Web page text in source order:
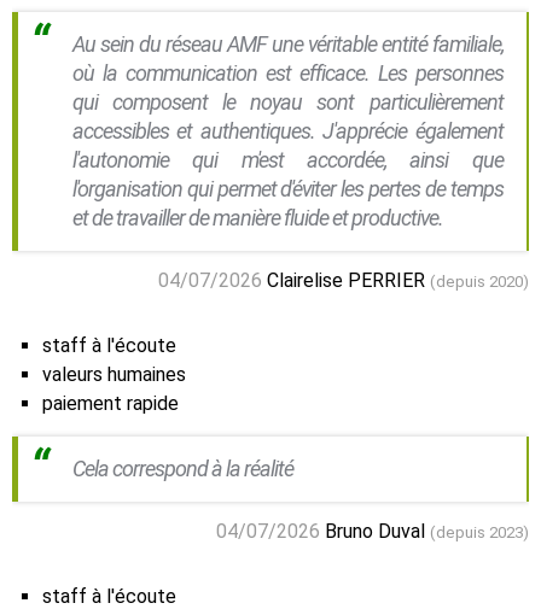
Au sein du réseau AMF une véritable entité familiale,
où la communication est efficace. Les personnes
qui composent le noyau sont particulièrement
accessibles et authentiques. J'apprécie également
l'autonomie qui m'est accordée, ainsi que
l'organisation qui permet d'éviter les pertes de temps
et de travailler de manière fluide et productive.
04/07/2026 Clairelise PERRIER (depuis 2020)
staff à l'écoute
valeurs humaines
paiement rapide
Cela correspond à la réalité
04/07/2026 Bruno Duval (depuis 2023)
staff à l'écoute